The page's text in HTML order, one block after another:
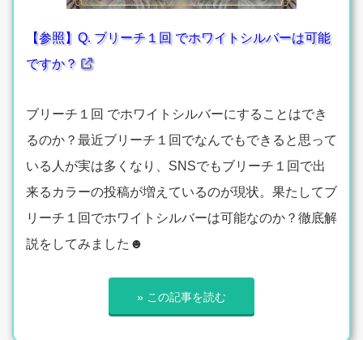
【参照】Q. ブリーチ１回 でホワイトシルバーは可能
ですか？
ブリーチ１回 でホワイトシルバーにすることはでき
るのか？最近ブリーチ１回でなんでもできると思って
いる人が実は多くなり、SNSでもブリーチ１回で出
来るカラーの投稿が増えているのが現状。果たしてブ
リーチ１回でホワイトシルバーは可能なのか？徹底解
説をしてみました☻
» この記事を読む